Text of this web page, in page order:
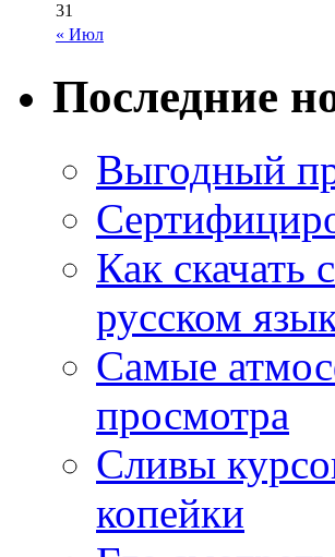
« Июл
31
Последние
Выгодный
Как
русском
Самые
просмотра
Сливы
копейки